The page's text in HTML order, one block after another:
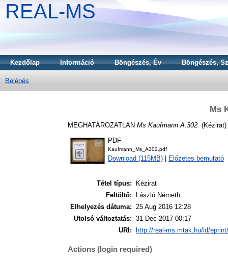
REAL-MS
Kezdőlap Információ Böngészés, Év Böngészés,
Belépés
Ms
MEGHATÁROZATLAN Ms Kaufmann A.302. (Kézirat)
PDF
Kaufmann_Ms_A302.pdf
Download (115MB) Előzetes bemutató
Tétel típus:
Kézirat
Feltöltő:
László Németh
Elhelyezés dátuma: 25 Aug 2016 12:28
Utolsó változtatás: 31 Dec 2017 00:17
URI:
http://real-ms.mtak.hu/id/
Actions (login required)